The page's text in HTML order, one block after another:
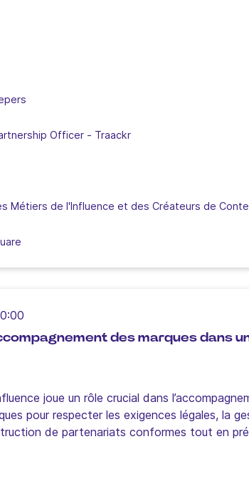
Officer - Traackr
Métiers de l'Influence et des Créateurs de
des marques dans
joue un rôle crucial dans
pour respecter les exigences légales,
de partenariats conformes tout en